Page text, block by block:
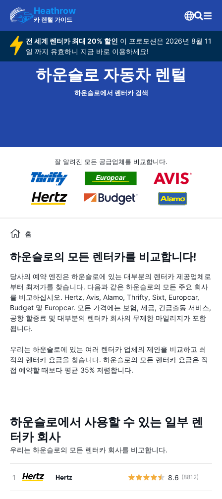
Heathrow
카 렌털 가이드
전 세계 렌터카 최대 20% 할인 이 프로모션은 2026년 8월 11
일 까지 유효하니 지금 바로 이용하세요!
하운슬로 자동차 렌털
하운슬로에서 렌터카 검색
잘 알려진 모든 공급업체를 비교합니다.
홈
하운슬로의 모든 렌터카를 비교합니다!
당사의 예약 엔진은 하운슬로에 있는 대부분의 렌터카 제공업체로
부터 최저가를 찾습니다. 다음과 같은 하운슬로의 모든 주요 회사
를 비교하십시오. Hertz, Avis, Alamo, Thrifty, Sixt, Europcar,
Budget 및 Europcar. 모든 가격에는 보험, 세금, 긴급출동 서비스,
공항 할증료 및 대부분의 렌터카 회사의 무제한 마일리지가 포함
됩니다.
우리는 하운슬로에 있는 여러 렌터카 업체의 제안을 비교하고 최
적의 렌터카 요금을 찾습니다. 하운슬로의 모든 렌터카 요금은 직
접 예약할 때보다 평균 35% 저렴합니다.
하운슬로에서 사용할 수 있는 일부 렌
터카 회사
우리는 하운슬로의 모든 렌터카 회사를 비교합니다.
Hertz 8.6 (8812)